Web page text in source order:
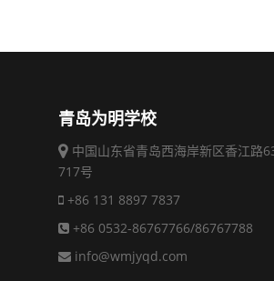
青岛为明学校
中国山东省青岛西海岸新区香江路
717号
+86 131 8897 7837
+86 0532-86767766/86767788
info@wmjyqd.com